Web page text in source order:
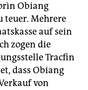
Obiang
teuer. Mehrere
auf sein
zogen die
Tracfin
dass Obiang
von